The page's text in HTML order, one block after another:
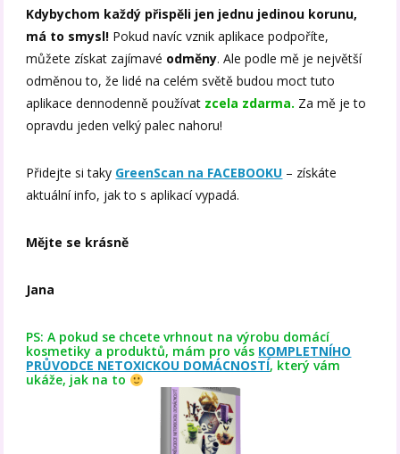
Kdybychom každý přispěli jen jednu jedinou korunu,
má to smysl! Pokud navíc vznik aplikace podpoříte,
můžete získat zajímavé odměny. Ale podle mě je největší
odměnou to, že lidé na celém světě budou moct tuto
aplikace dennodenně používat zcela zdarma. Za mě je to
opravdu jeden velký palec nahoru!
Přidejte si taky GreenScan na FACEBOOKU – získáte
aktuální info, jak to s aplikací vypadá.
Mějte se krásně
Jana
PS: A pokud se chcete vrhnout na výrobu domácí
kosmetiky a produktů, mám pro vás KOMPLETNÍHO
PRŮVODCE NETOXICKOU DOMÁCNOSTÍ, který vám
ukáže, jak na to